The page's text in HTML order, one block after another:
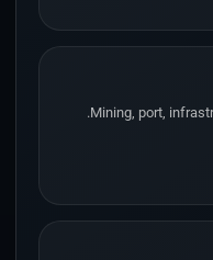
Mining, port,